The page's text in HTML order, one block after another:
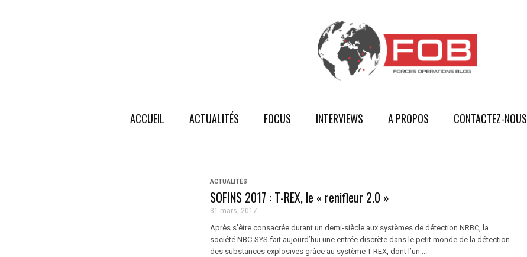
ACCUEIL ACTUALITÉS FOCUS INTERVIEWS A PROPOS CONTACTEZ-NOUS
ACTUALITÉS
SOFINS 2017 : T-REX, le « renifleur 2.0 »
31 mars, 2017
Après s’être consacrée durant un demi-siècle aux systèmes de détection NRBC, la
société NBC-SYS fait aujourd’hui une entrée discrète dans le petit monde de la détection
des substances explosives grâce au système T-REX, dont l’un ...